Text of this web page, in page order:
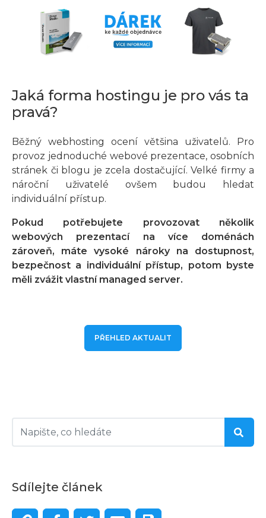
Sdílejte článek
Jaká forma hostingu je pro vás ta
pravá?
Běžný webhosting ocení většina uživatelů. Pro
provoz jednoduché webové prezentace, osobních
stránek či blogu je zcela dostačující. Velké firmy a
nároční uživatelé ovšem budou hledat
individuální přístup.
Pokud potřebujete provozovat několik
webových prezentací na více doménách
zároveň, máte vysoké nároky na dostupnost,
bezpečnost a individuální přístup, potom byste
měli zvážit vlastní managed server.
PŘEHLED AKTUALIT